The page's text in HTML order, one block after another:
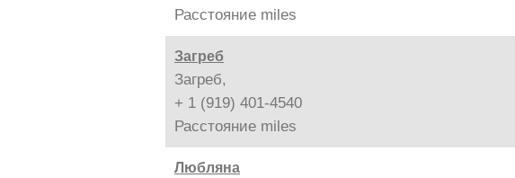
Расстояние miles
Загреб
Загреб,
+ 1 (919) 401-4540
Расстояние miles
Любляна